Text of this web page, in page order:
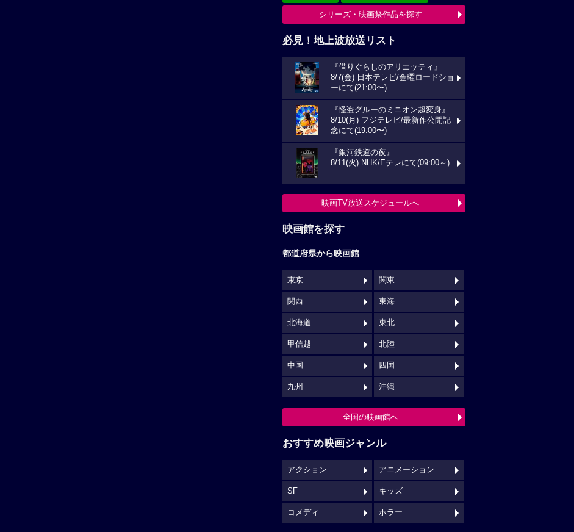
シリーズ・映画祭作品を探す
必見！地上波放送リスト
『借りぐらしのアリエッティ』
8/7(金) 日本テレビ/金曜ロードショ
ーにて(21:00〜)
『怪盗グルーのミニオン超変身』
8/10(月) フジテレビ/最新作公開記
念にて(19:00〜)
『銀河鉄道の夜』
8/11(火) NHK/Eテレにて(09:00～)
映画TV放送スケジュールへ
映画館を探す
都道府県から映画館
東京 関東
関西 東海
北海道 東北
甲信越 北陸
中国 四国
九州 沖縄
全国の映画館へ
おすすめ映画ジャンル
アクション アニメーション
SF キッズ
コメディ ホラー